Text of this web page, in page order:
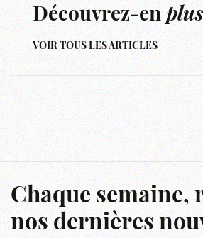
Découvrez-enplus
VOIR TOUS LES ARTICLES
Chaque semaine,
nos dernières